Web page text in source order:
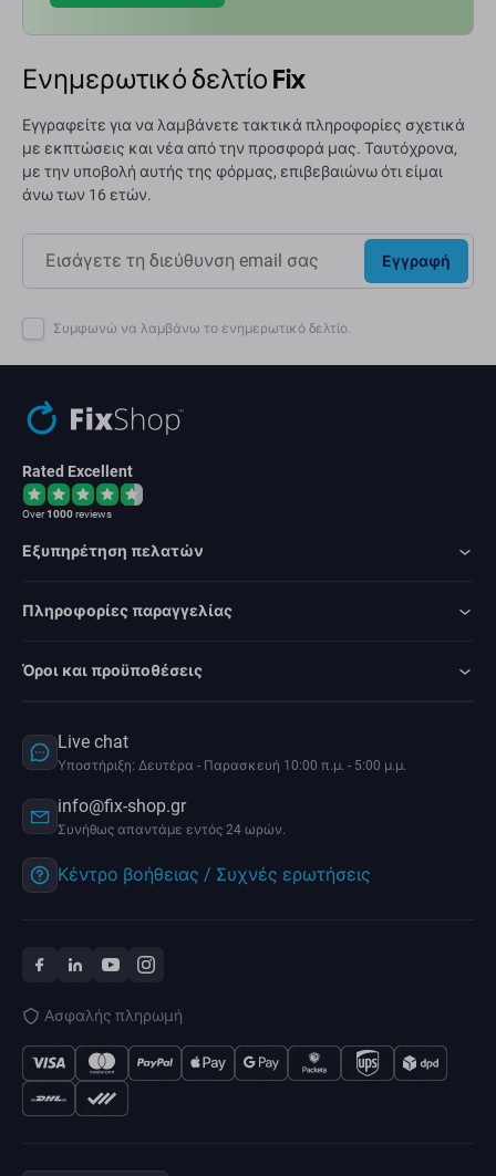
Ενημερωτικό δελτίο Fix
Εγγραφείτε για να λαμβάνετε τακτικά πληροφορίες σχετικά
με εκπτώσεις και νέα από την προσφορά μας. Ταυτόχρονα,
με την υποβολή αυτής της φόρμας, επιβεβαιώνω ότι είμαι
άνω των 16 ετών.
Εγγραφή
Συμφωνώ να λαμβάνω το ενημερωτικό δελτίο.
Rated Excellent
Over1000reviews
Εξυπηρέτηση πελατών
Πληροφορίες παραγγελίας
Όροι και προϋποθέσεις
Live chat
Υποστήριξη: Δευτέρα - Παρασκευή 10:00 π.μ. - 5:00 μ.μ.
info@fix-shop.gr
Συνήθως απαντάμε εντός 24 ωρών.
Κέντρο βοήθειας / Συχνές ερωτήσεις
Ασφαλής πληρωμή